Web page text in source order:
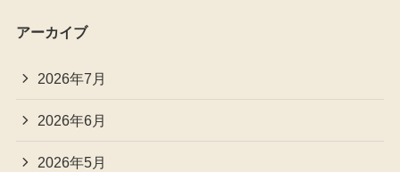
アーカイブ
2026年7月
2026年6月
2026年5月